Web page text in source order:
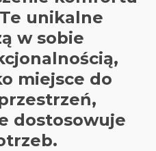
unikalne
w sobie
miejsce do
dostosowuje